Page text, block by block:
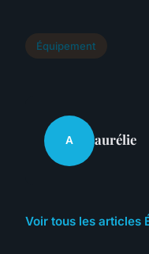
Équipement
A aurélie
Voir tous les articles